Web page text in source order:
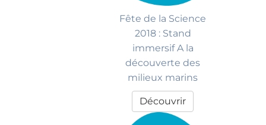
Fête de la Science
2018 : Stand
immersif A la
découverte des
milieux marins
Découvrir